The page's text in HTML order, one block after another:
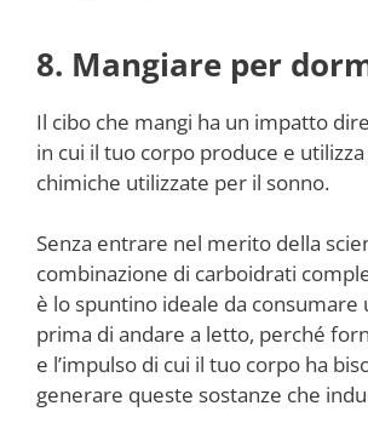
8. Mangiare per
Il cibo che mangi ha un impatto
in cui il tuo corpo produce e
chimiche utilizzate per il sonno.
Senza entrare nel merito della
combinazione di carboidrati
è lo spuntino ideale da consumare
prima di andare a letto, perché
e l’impulso di cui il tuo corpo ha
generare queste sostanze che